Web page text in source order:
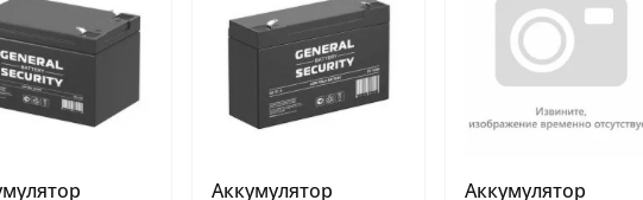
Аккумулятор
Аккумулятор